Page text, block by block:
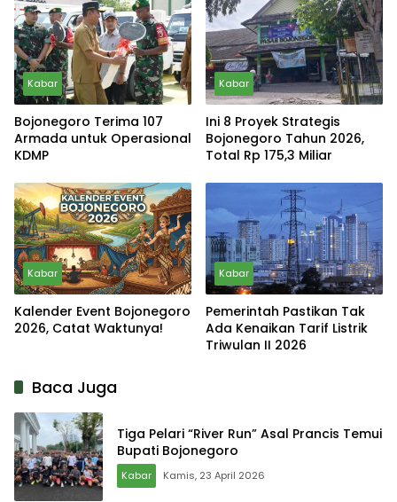
Kabar
Bojonegoro Terima 107
Armada untuk Operasional
KDMP
Kabar
Ini 8 Proyek Strategis
Bojonegoro Tahun 2026,
Total Rp 175,3 Miliar
Kabar
Kalender Event Bojonegoro
2026, Catat Waktunya!
Kabar
Pemerintah Pastikan Tak
Ada Kenaikan Tarif Listrik
Triwulan II 2026
Baca Juga
Tiga Pelari “River Run” Asal Prancis Temui
Bupati Bojonegoro
Kabar Kamis, 23 April 2026